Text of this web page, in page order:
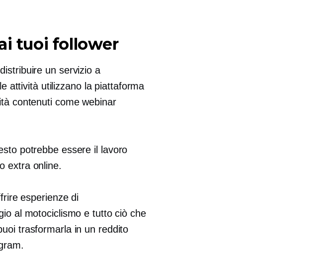
tuoi follower
un servizio a
attività utilizzano la piattaforma
contenuti come webinar
potrebbe essere il lavoro
extra online.
esperienze di
al motociclismo e tutto ciò che
trasformarla in un reddito